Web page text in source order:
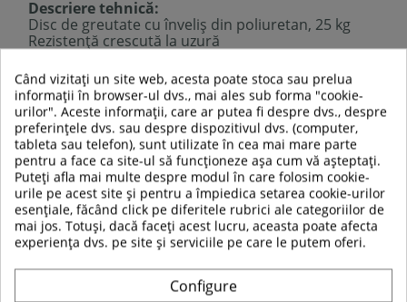
Descriere tehnică:
Disc de greutate cu înveliș din poliuretan, 25 kg
Rezistență crescută la uzură
Durabilitate ridicată: rezistent la îmbătrânire,
flexibil și absoarbe șocurile
Diametru disc: 435 mm
Grosime: 50 mm
Diametru orificiu central: 50 mm
Finisaj: înveliș din poliuretan
Material disc: metal de înaltă calitate
Compatibilitate: bare cu diametrul de 50 mm
Prețul este pentru 1 bucată
TABEL DE DATE
Când vizitați un site web, acesta poate stoca sau prelua
informații în browser-ul dvs., mai ales sub forma "cookie-
urilor". Aceste informații, care ar putea fi despre dvs., despre
preferințele dvs. sau despre dispozitivul dvs. (computer,
tableta sau telefon), sunt utilizate în cea mai mare parte
pentru a face ca site-ul să funcționeze așa cum vă așteptați.
Puteți afla mai multe despre modul în care folosim cookie-
urile pe acest site și pentru a împiedica setarea cookie-urilor
esențiale, făcând click pe diferitele rubrici ale categoriilor de
mai jos. Totuși, dacă faceți acest lucru, aceasta poate afecta
experiența dvs. pe site și serviciile pe care le putem oferi.
Configure